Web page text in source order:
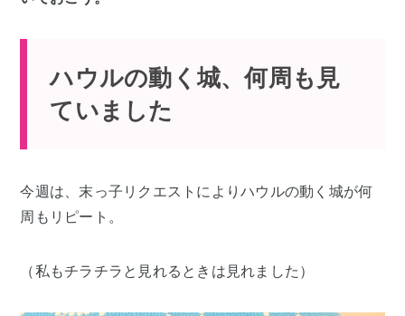
ハウルの動く城、何周も見
ていました
今週は、末っ子リクエストによりハウルの動く城が何
周もリピート。
（私もチラチラと見れるときは見れました）